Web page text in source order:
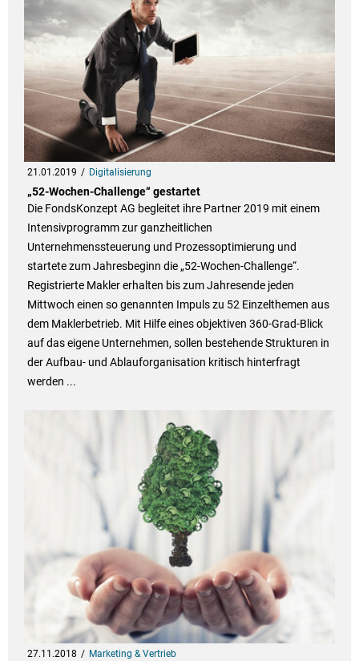
21.01.2019 Digitalisierung
„52-Wochen-Challenge“ gestartet
Die FondsKonzept AG begleitet ihre Partner 2019 mit einem
Intensivprogramm zur ganzheitlichen
Unternehmenssteuerung und Prozessoptimierung und
startete zum Jahresbeginn die „52-Wochen-Challenge“.
Registrierte Makler erhalten bis zum Jahresende jeden
Mittwoch einen so genannten Impuls zu 52 Einzelthemen aus
dem Maklerbetrieb. Mit Hilfe eines objektiven 360-Grad-Blick
auf das eigene Unternehmen, sollen bestehende Strukturen in
der Aufbau- und Ablauforganisation kritisch hinterfragt
werden ...
27.11.2018 Marketing & Vertrieb